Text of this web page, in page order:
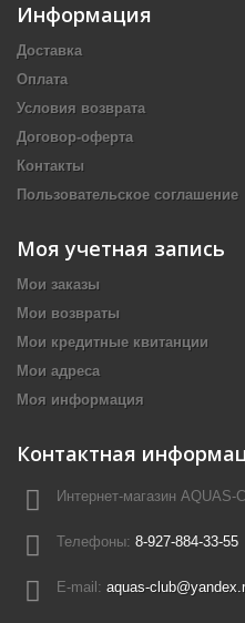
Информация
Доставка
Оплата
Условия возврата
Договор-оферта
Контакты
Пользовательское соглашение
Моя учетная запись
Мои заказы
Мои возвраты
Мои кредитные квитанции
Мои адреса
Моя информация
Контактная
Интернет-магазин
Телефоны: 8-927-884-33-55
E-mail: aquas-